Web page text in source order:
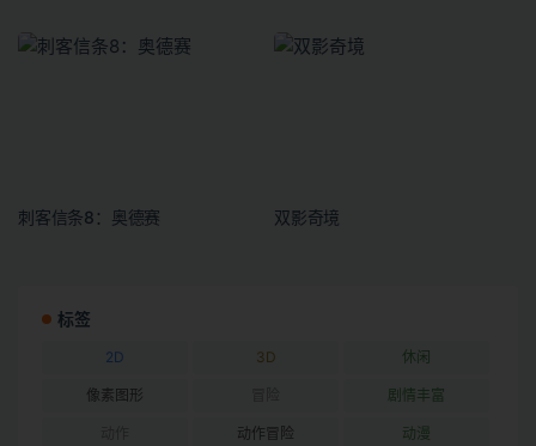
刺客信条8：奥德赛 双影奇境
标签
2D 3D 休闲
像素图形 剧情丰富
动作冒险 动漫